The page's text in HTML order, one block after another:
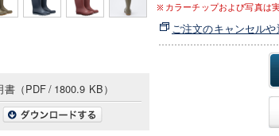
書（PDF/ 1800.9 KB）
カラーチップおよび写真は
ご注文のキャンセル